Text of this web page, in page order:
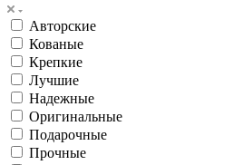
Авторские
Кованые
Крепкие
Лучшие
Надежные
Оригинальные
Подарочные
Прочные